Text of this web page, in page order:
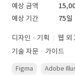
예상 금액
예상 기간
75일
디자인 · 기획
웹 외
기술 자문ㆍ가이드
Figma Adobe